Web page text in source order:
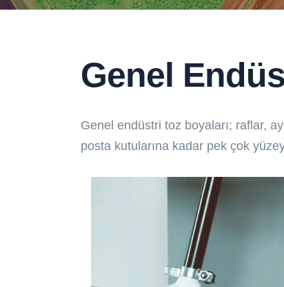
Genel
Genel endüstri toz boyaları; raflar,
posta kutularına kadar pek çok